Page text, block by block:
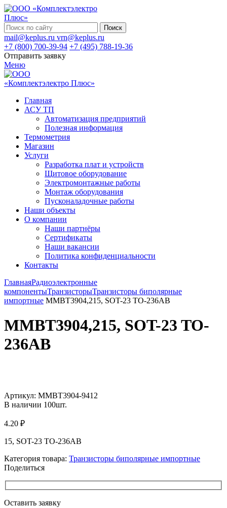
Поиск
mail@keplus.ru vrn@keplus.ru
+7 (800) 700-39-94 +7 (495) 788-19-36
Отправить заявку
Меню
Главная
АСУ ТП
Автоматизация предприятий
Полезная информация
Термометрия
Магазин
Услуги
Разработка плат и устройств
Щитовое оборудование
Электромонтажные работы
Монтаж оборудования
Пусконаладочные работы
Наши объекты
О компании
Наши партнёры
Сертификаты
Наши вакансии
Политика конфиденциальности
Контакты
ГлавнаяРадиоэлектронные
компонентыТранзисторыТранзисторы биполярные
импортные MMBT3904,215, SOT-23 TO-236AB
MMBT3904,215, SOT-23 TO-
236AB
Артикул: MMBT3904-9412
В наличии 100шт.
4.20 ₽
15, SOT-23 TO-236AB
Категория товара: Транзисторы биполярные импортные
Поделиться
Оставить заявку